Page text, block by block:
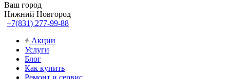
Ваш город
Нижний Новгород
+7(831) 277-99-88
Акции
Услуги
Блог
Как купить
Ремонт и сервис